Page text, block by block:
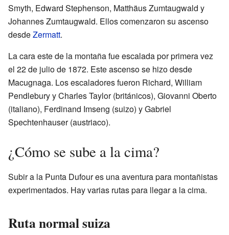
Smyth, Edward Stephenson, Matthäus Zumtaugwald y
Johannes Zumtaugwald. Ellos comenzaron su ascenso
desdeZermatt.
La cara este de la montaña fue escalada por primera vez
el 22 de julio de 1872. Este ascenso se hizo desde
Macugnaga. Los escaladores fueron Richard, William
Pendlebury y Charles Taylor (británicos), Giovanni Oberto
(italiano), Ferdinand Imseng (suizo) y Gabriel
Spechtenhauser (austriaco).
¿Cómo se sube a la cima?
Subir a la Punta Dufour es una aventura para montañistas
experimentados. Hay varias rutas para llegar a la cima.
Ruta normal suiza